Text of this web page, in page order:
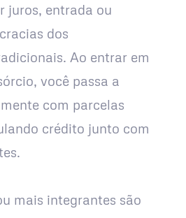
juros, entrada ou
dos
Ao entrar em
você passa a
com parcelas
crédito junto com
mais integrantes são